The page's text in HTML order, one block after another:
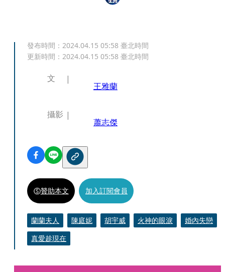
發布時間： 2024.04.15 05:58 臺北時間
更新時間： 2024.04.15 05:58 臺北時間
文
王雅蘭
攝影
蕭志傑
贊助本文 加入訂閱會員
蘭蘭夫人 陳庭妮 胡宇威 火神的眼淚
婚內失戀
真愛趁現在